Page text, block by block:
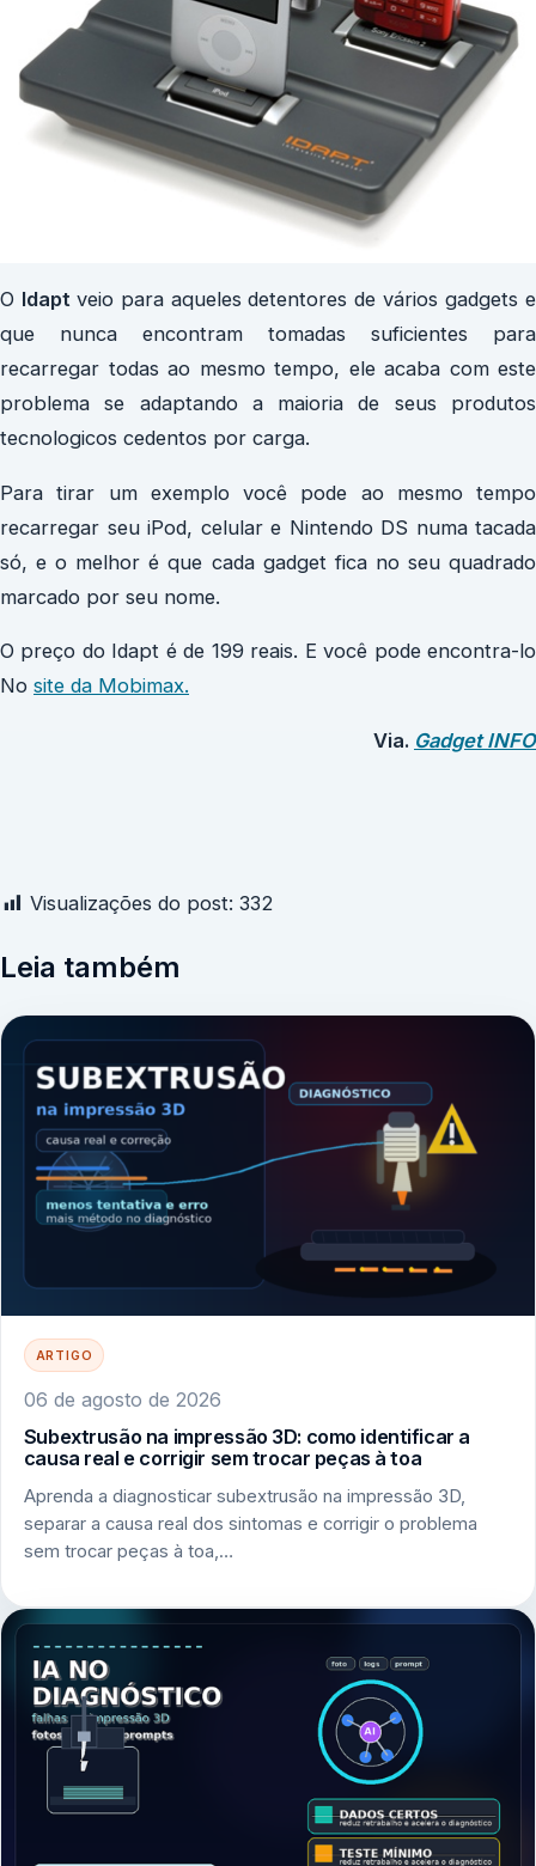
O Idapt veio para aqueles detentores de vários gadgets e
que nunca encontram tomadas suficientes para
recarregar todas ao mesmo tempo, ele acaba com este
problema se adaptando a maioria de seus produtos
tecnologicos cedentos por carga.
Para tirar um exemplo você pode ao mesmo tempo
recarregar seu iPod, celular e Nintendo DS numa tacada
só, e o melhor é que cada gadget fica no seu quadrado
marcado por seu nome.
O preço do Idapt é de 199 reais. E você pode encontra-lo
No site da Mobimax.
Via. Gadget INFO
Visualizações do post: 332
Leia também
ARTIGO
06 de agosto de 2026
Subextrusão na impressão 3D: como identificar a
causa real e corrigir sem trocar peças à toa
Aprenda a diagnosticar subextrusão na impressão 3D,
separar a causa real dos sintomas e corrigir o problema
sem trocar peças à toa,…